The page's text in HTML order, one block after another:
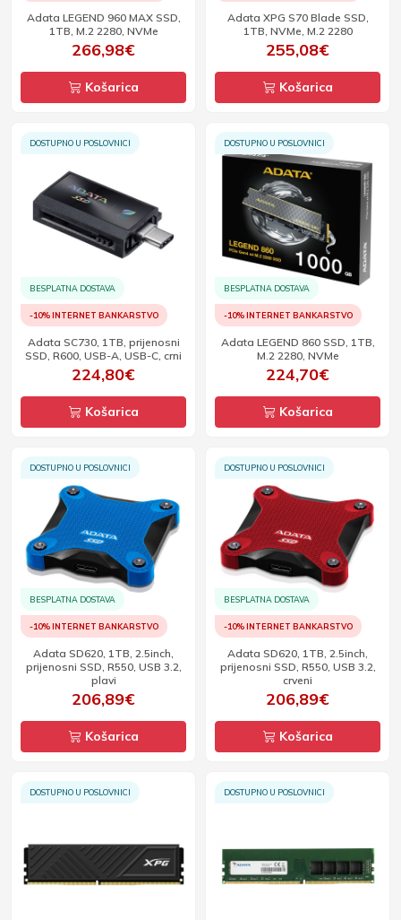
Adata LEGEND 960 MAX SSD,
1TB, M.2 2280, NVMe
266,98€
Košarica
Adata XPG S70 Blade SSD,
1TB, NVMe, M.2 2280
255,08€
Košarica
DOSTUPNO U POSLOVNICI
BESPLATNA DOSTAVA
-10% INTERNET BANKARSTVO
Adata SC730, 1TB, prijenosni
SSD, R600, USB-A, USB-C, crni
224,80€
Košarica
DOSTUPNO U POSLOVNICI
BESPLATNA DOSTAVA
-10% INTERNET BANKARSTVO
Adata LEGEND 860 SSD, 1TB,
M.2 2280, NVMe
224,70€
Košarica
DOSTUPNO U POSLOVNICI
BESPLATNA DOSTAVA
-10% INTERNET BANKARSTVO
Adata SD620, 1TB, 2.5inch,
prijenosni SSD, R550, USB 3.2,
plavi
206,89€
Košarica
DOSTUPNO U POSLOVNICI
BESPLATNA DOSTAVA
-10% INTERNET BANKARSTVO
Adata SD620, 1TB, 2.5inch,
prijenosni SSD, R550, USB 3.2,
crveni
206,89€
Košarica
DOSTUPNO U POSLOVNICI DOSTUPNO U POSLOVNICI